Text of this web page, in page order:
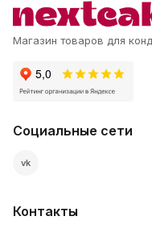
Магазин товаров для
Социальные сети
vk
Контакты